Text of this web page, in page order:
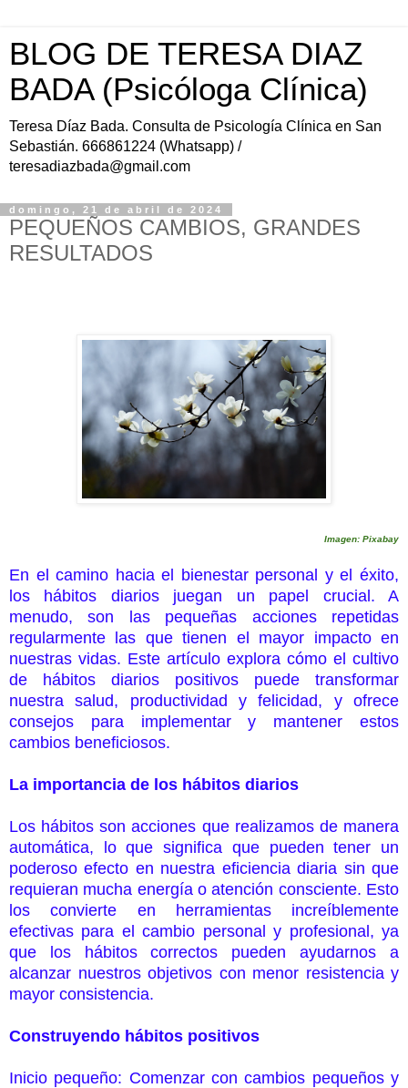
BLOG DE TERESA DIAZ
BADA (Psicóloga Clínica)
Teresa Díaz Bada. Consulta de Psicología Clínica en San
Sebastián. 666861224 (Whatsapp) /
teresadiazbada@gmail.com
domingo, 21 de abril de 2024
PEQUEÑOS CAMBIOS, GRANDES
RESULTADOS
Imagen: Pixabay
En el camino hacia el bienestar personal y el éxito,
los hábitos diarios juegan un papel crucial. A
menudo, son las pequeñas acciones repetidas
regularmente las que tienen el mayor impacto en
nuestras vidas. Este artículo explora cómo el cultivo
de hábitos diarios positivos puede transformar
nuestra salud, productividad y felicidad, y ofrece
consejos para implementar y mantener estos
cambios beneficiosos.
La importancia de los hábitos diarios
Los hábitos son acciones que realizamos de manera
automática, lo que significa que pueden tener un
poderoso efecto en nuestra eficiencia diaria sin que
requieran mucha energía o atención consciente. Esto
los convierte en herramientas increíblemente
efectivas para el cambio personal y profesional, ya
que los hábitos correctos pueden ayudarnos a
alcanzar nuestros objetivos con menor resistencia y
mayor consistencia.
Construyendo hábitos positivos
Inicio pequeño: Comenzar con cambios pequeños y